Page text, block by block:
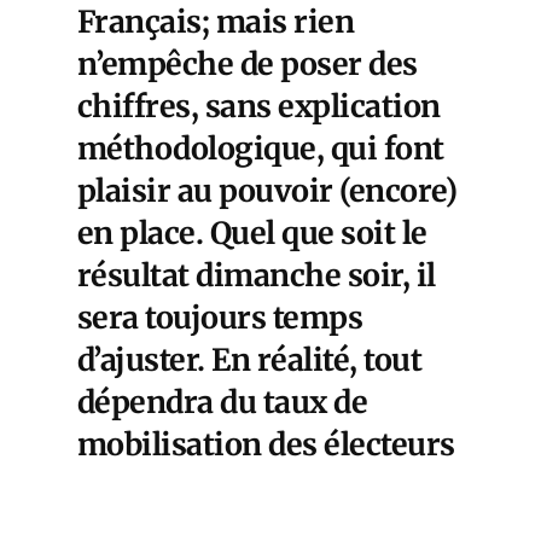
Français; mais rien
n’empêche de poser des
chiffres, sans explication
méthodologique, qui font
plaisir au pouvoir (encore)
en place. Quel que soit le
résultat dimanche soir, il
sera toujours temps
d’ajuster. En réalité, tout
dépendra du taux de
mobilisation des électeurs